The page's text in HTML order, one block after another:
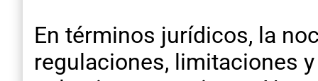
En términos jurídicos, la
regulaciones, limitaciones